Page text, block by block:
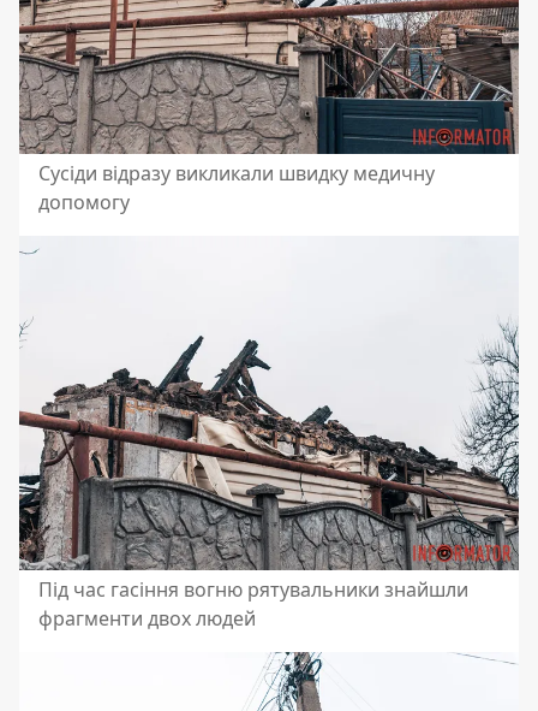
Сусіди відразу викликали швидку медичну
допомогу
Під час гасіння вогню рятувальники знайшли
фрагменти двох людей